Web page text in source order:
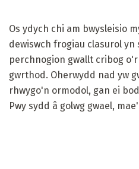
Os ydych chi am bwysleisio
dewiswch frogiau clasurol yn
perchnogion gwallt cribog
gwrthod. Oherwydd nad yw
rhwygo'n ormodol, gan ei
Pwy sydd â golwg gwael,